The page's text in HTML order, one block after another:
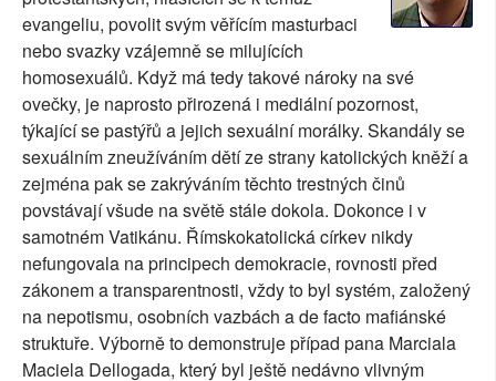
RUBRIKY
PLNÁ VERZE STRÁNEK
evangeliu, povolit svým věřícím masturbaci
nebo svazky vzájemně se milujících
homosexuálů. Když má tedy takové nároky na své
ovečky, je naprosto přirozená i mediální pozornost,
týkající se pastýřů a jejich sexuální morálky. Skandály se
sexuálním zneužíváním dětí ze strany katolických kněží a
zejména pak se zakrýváním těchto trestných činů
povstávají všude na světě stále dokola. Dokonce i v
samotném Vatikánu. Římskokatolická církev nikdy
nefungovala na principech demokracie, rovnosti před
zákonem a transparentnosti, vždy to byl systém, založený
na nepotismu, osobních vazbách a de facto mafiánské
struktuře. Výborně to demonstruje případ pana Marciala
Maciela Dellogada, který byl ještě nedávno vlivným